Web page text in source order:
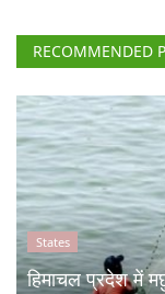
RECOMMENDED
States
हिमाचल प्रदेश में